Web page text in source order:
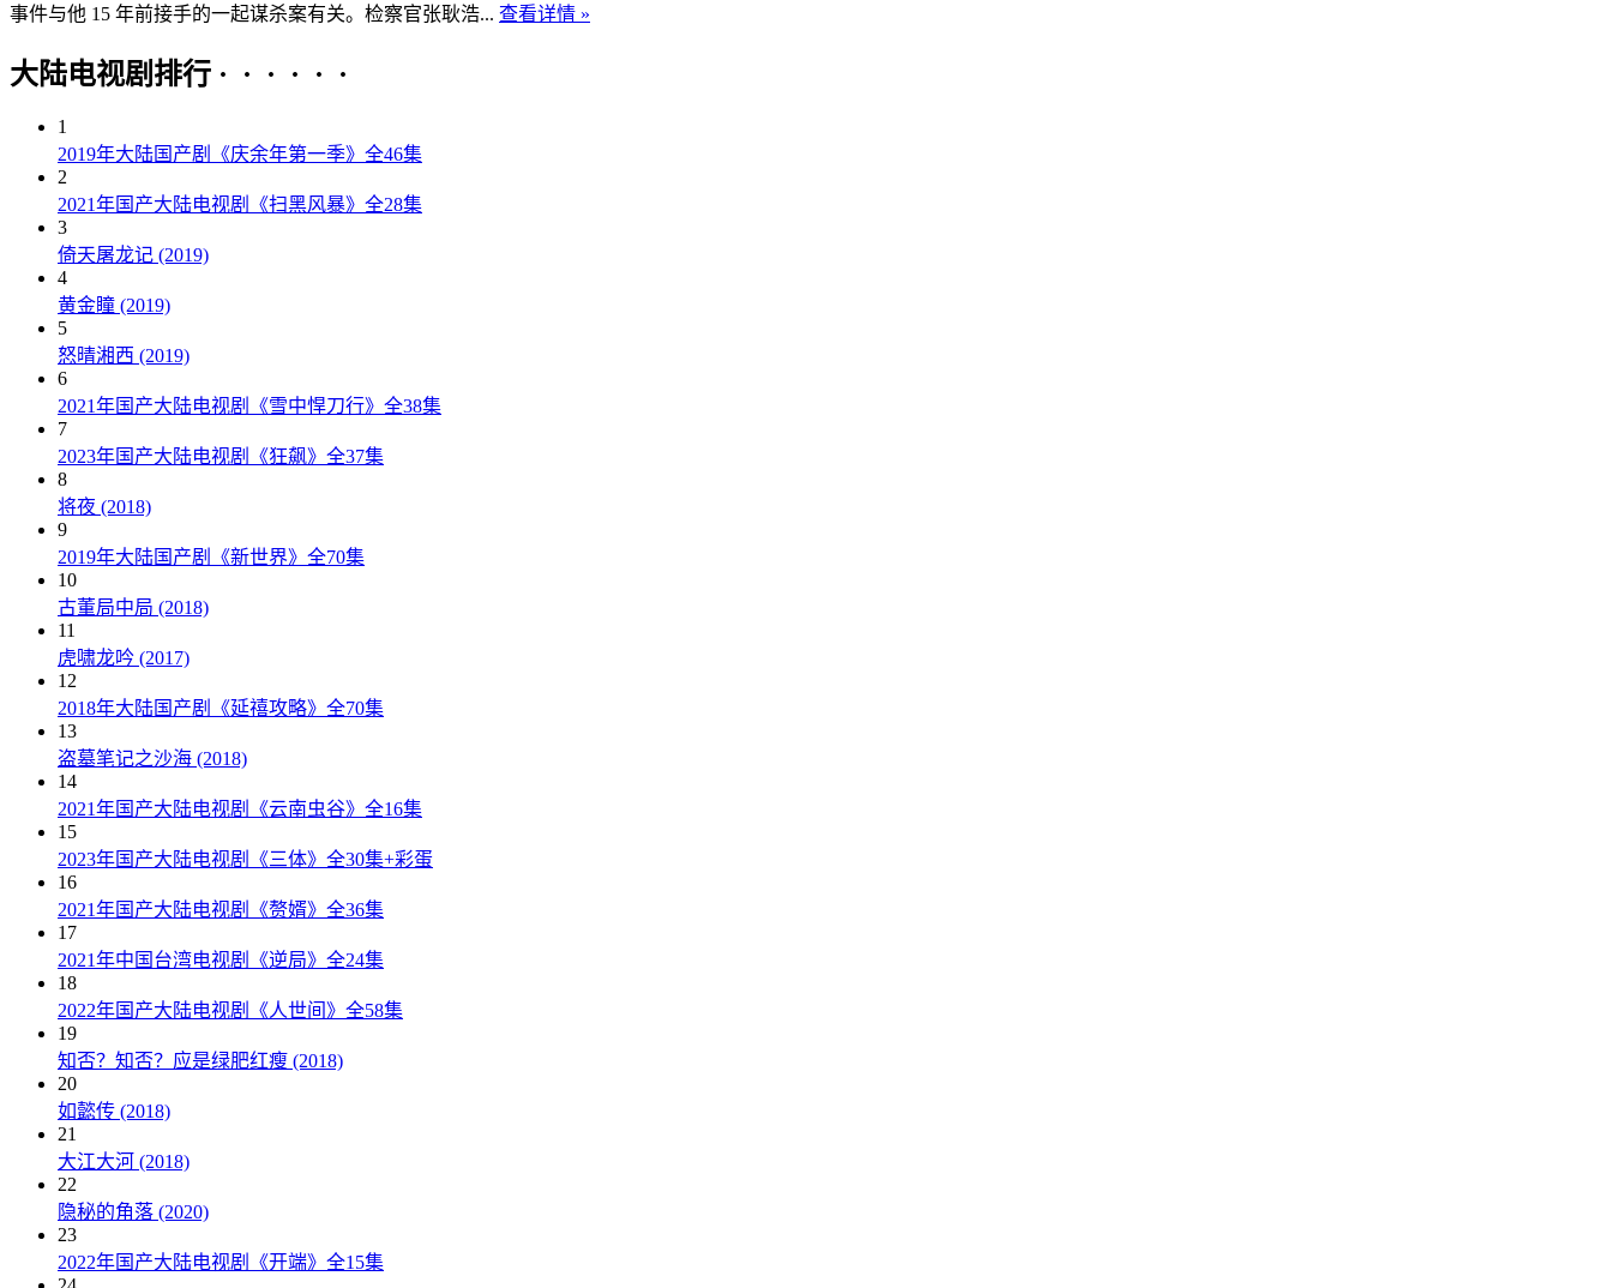
事件与他 15 年前接手的一起谋杀案有关。检察官张耿浩... 查看详情 »
大陆电视剧排行 · · · · · ·
1
2019年大陆国产剧《庆余年第一季》全46集
2
2021年国产大陆电视剧《扫黑风暴》全28集
3
倚天屠龙记 (2019)
4
黄金瞳 (2019)
5
怒晴湘西 (2019)
6
2021年国产大陆电视剧《雪中悍刀行》全38集
7
2023年国产大陆电视剧《狂飙》全37集
8
将夜 (2018)
9
2019年大陆国产剧《新世界》全70集
10
古董局中局 (2018)
11
虎啸龙吟 (2017)
12
2018年大陆国产剧《延禧攻略》全70集
13
盗墓笔记之沙海 (2018)
14
2021年国产大陆电视剧《云南虫谷》全16集
15
2023年国产大陆电视剧《三体》全30集+彩蛋
16
2021年国产大陆电视剧《赘婿》全36集
17
2021年中国台湾电视剧《逆局》全24集
18
2022年国产大陆电视剧《人世间》全58集
19
知否？知否？应是绿肥红瘦 (2018)
20
如懿传 (2018)
21
大江大河 (2018)
22
隐秘的角落 (2020)
23
2022年国产大陆电视剧《开端》全15集